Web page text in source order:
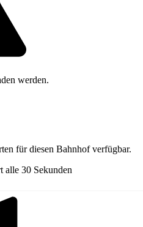
werden.
für diesen Bahnhof verfügbar.
alle 30 Sekunden